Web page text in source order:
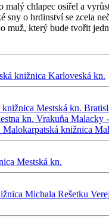
malý chlapec osiřel a
sny o hrdinství se zcela
muž, který bude tvořit
knižnica Karloveská kn.
knižnica Mestská kn.
kn. Vrakuňa Malacky -
Malokarpatská knižnica
Mestská kn.
Michala Rešetku